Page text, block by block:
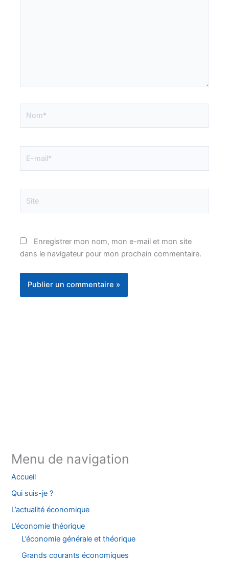
mail*
Enregistrer mon nom, mon e-mail et mon site
dans le navigateur pour mon prochain commentaire.
Menu de navigation
Accueil
Qui suis-je ?
L’actualité économique
L’économie théorique
L’économie générale et théorique
Grands courants économiques